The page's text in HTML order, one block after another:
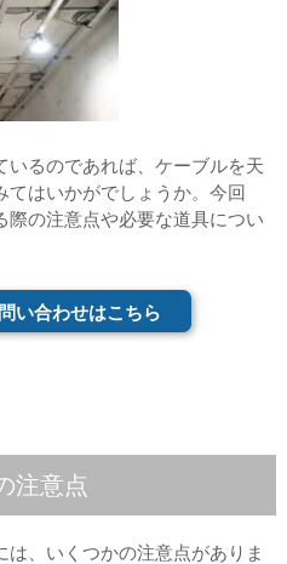
るのであれば、ケーブルを天
はいかがでしょうか。今回
際の注意点や必要な道具につい
い合わせはこちら
注意点
、いくつかの注意点がありま